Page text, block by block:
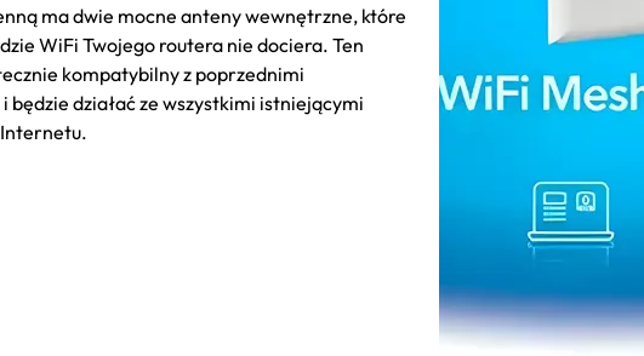
ma dwie mocne anteny wewnętrzne, które
WiFi Twojego routera nie dociera. Ten
kompatybilny z poprzednimi
będzie działać ze wszystkimi istniejącymi